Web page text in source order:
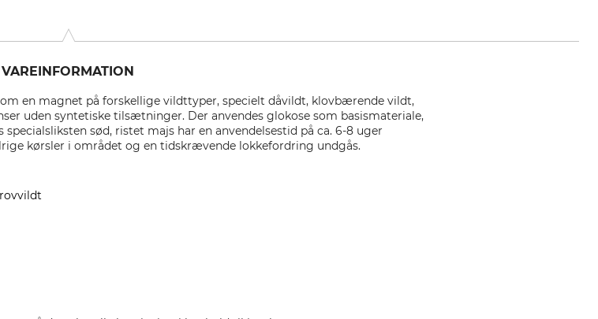
VAREINFORMATION
en magnet på forskellige vildttyper, specielt dåvildt, klovbærende vildt,
uden syntetiske tilsætninger. Der anvendes glokose som basismateriale,
sød, ristet majs har en anvendelsestid på ca. 6-8 uger
kørsler i området og en tidskrævende lokkefordring undgås.